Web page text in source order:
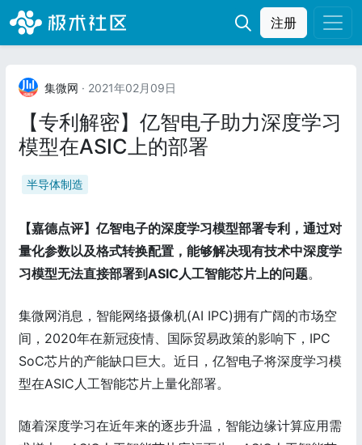
注册
集微网 · 2021年02月09日
【专利解密】亿智电子助力深度学习
模型在ASIC上的部署
半导体制造
【嘉德点评】亿智电子的深度学习模型部署专利，通过对
量化参数以及格式转换配置，能够解决现有技术中深度学
习模型无法直接部署到ASIC人工智能芯片上的问题。
集微网消息，智能网络摄像机(AI IPC)拥有广阔的市场空
间，2020年在新冠疫情、国际贸易政策的影响下，IPC
SoC芯片的产能缺口巨大。近日，亿智电子将深度学习模
型在ASIC人工智能芯片上量化部署。
随着深度学习在近年来的逐步升温，智能边缘计算应用需